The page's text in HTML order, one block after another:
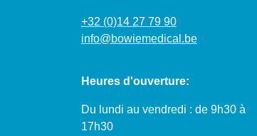
+32 (0)14 27 79 90
info@bowiemedical.be
Heures d'ouverture:
Du lundi au vendredi : de 9h30 à
17h30